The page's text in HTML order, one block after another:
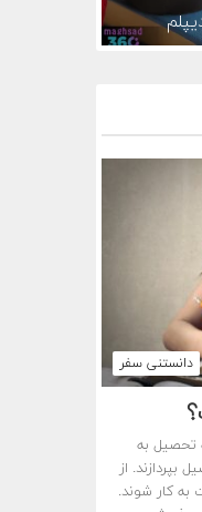
دانستنی سفر
تحصیل به
از
به کار شوند.